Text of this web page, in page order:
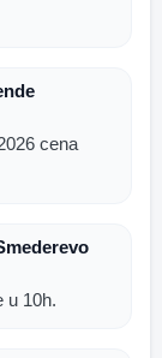
cena
u 10h.